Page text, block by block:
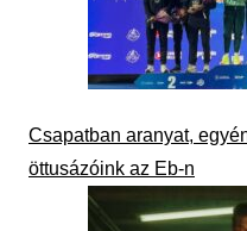
Csapatban aranyat,
öttusázóink az Eb-n